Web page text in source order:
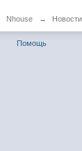
Nhouse →
Помощь